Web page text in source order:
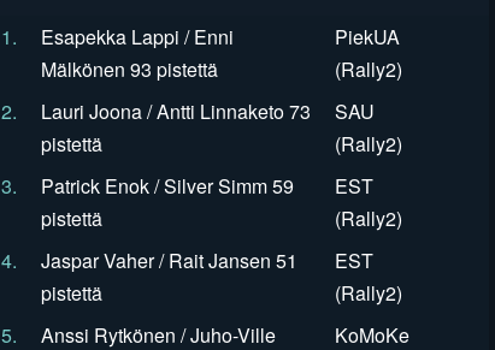
1.
Esapekka Lappi / Enni
Mälkönen 93 pistettä
PiekUA
(Rally2)
2.
Lauri Joona / Antti Linnaketo 73
pistettä
SAU
(Rally2)
3.
Patrick Enok / Silver Simm 59
pistettä
EST
(Rally2)
4.
Jaspar Vaher / Rait Jansen 51
pistettä
EST
(Rally2)
5.
Anssi Rytkönen / Juho-Ville
KoMoKe